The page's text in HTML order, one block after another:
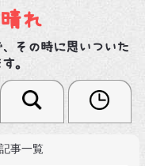
れ
その時に思いついた
。
事一覧